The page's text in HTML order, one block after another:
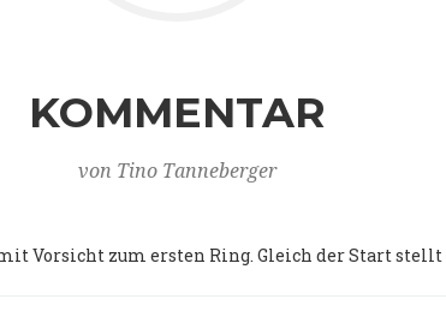
KOMMENTAR
von Tino Tanneberger
Vorsicht zum ersten Ring. Gleich der Start